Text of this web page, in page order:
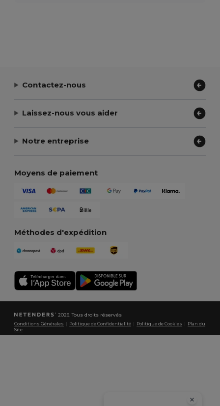
Contactez-nous
Laissez-nous vous aider
Notre entreprise
Moyens de paiement
Méthodes d'expédition
2026. Tous droits réservés
Conditions Générales Politique de Confidentialité Politique de Cookies
Plan du
Site